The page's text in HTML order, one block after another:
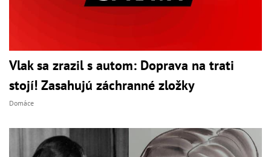
Vlak sa zrazil s autom: Doprava na trati
stojí! Zasahujú záchranné zložky
Domáce